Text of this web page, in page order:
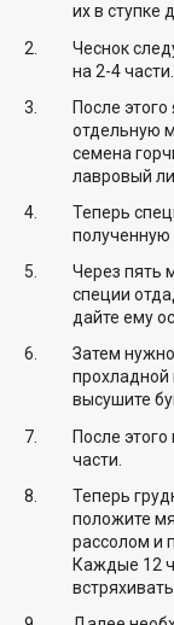
их в ступке
Чеснок
на 2-4 части.
После
отдельную
семена
лавровый
Теперь
полученную
Через пять
специи
дайте ему
Затем
прохладной
высушите
После
части.
Теперь
положите
рассолом и
Каждые 12